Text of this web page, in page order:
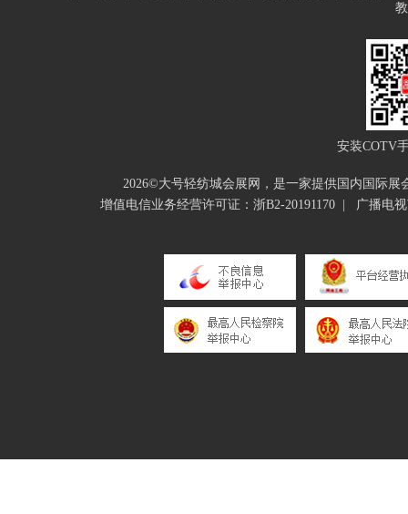
安装COTV
2026©大号轻纺城会展网，是一家提供国内国际
增值电信业务经营许可证：浙B2-20191170
广播电